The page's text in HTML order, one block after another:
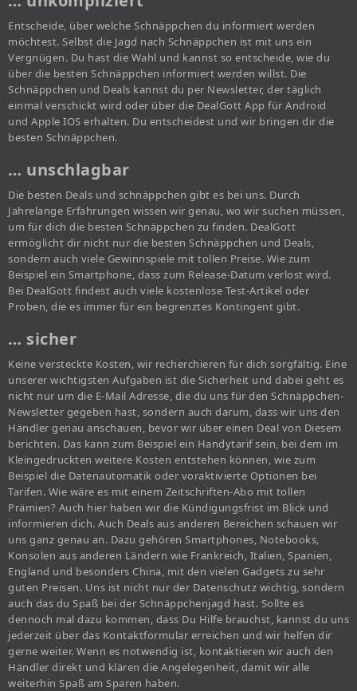
Entscheide, über welche Schnäppchen du informiert werden
möchtest. Selbst die Jagd nach Schnäppchen ist mit uns ein
Vergnügen. Du hast die Wahl und kannst so entscheide, wie du
über die besten Schnäppchen informiert werden willst. Die
Schnäppchen und Deals kannst du per Newsletter, der täglich
einmal verschickt wird oder über die DealGott App für Android
und Apple IOS erhalten. Du entscheidest und wir bringen dir die
besten Schnäppchen.
… unschlagbar
Die besten Deals und schnäppchen gibt es bei uns. Durch
Jahrelange Erfahrungen wissen wir genau, wo wir suchen müssen,
um für dich die besten Schnäppchen zu finden. DealGott
ermöglicht dir nicht nur die besten Schnäppchen und Deals,
sondern auch viele Gewinnspiele mit tollen Preise. Wie zum
Beispiel ein Smartphone, dass zum Release-Datum verlost wird.
Bei DealGott findest auch viele kostenlose Test-Artikel oder
Proben, die es immer für ein begrenztes Kontingent gibt.
… sicher
Keine versteckte Kosten, wir recherchieren für dich sorgfältig. Eine
unserer wichtigsten Aufgaben ist die Sicherheit und dabei geht es
nicht nur um die E-Mail Adresse, die du uns für den Schnäppchen-
Newsletter gegeben hast, sondern auch darum, dass wir uns den
Händler genau anschauen, bevor wir über einen Deal von Diesem
berichten. Das kann zum Beispiel ein Handytarif sein, bei dem im
Kleingedruckten weitere Kosten entstehen können, wie zum
Beispiel die Datenautomatik oder voraktivierte Optionen bei
Tarifen. Wie wäre es mit einem Zeitschriften-Abo mit tollen
Prämien? Auch hier haben wir die Kündigungsfrist im Blick und
informieren dich. Auch Deals aus anderen Bereichen schauen wir
uns ganz genau an. Dazu gehören Smartphones, Notebooks,
Konsolen aus anderen Ländern wie Frankreich, Italien, Spanien,
England und besonders China, mit den vielen Gadgets zu sehr
guten Preisen. Uns ist nicht nur der Datenschutz wichtig, sondern
auch das du Spaß bei der Schnäppchenjagd hast. Sollte es
dennoch mal dazu kommen, dass Du Hilfe brauchst, kannst du uns
jederzeit über das Kontaktformular erreichen und wir helfen dir
gerne weiter. Wenn es notwendig ist, kontaktieren wir auch den
Händler direkt und klären die Angelegenheit, damit wir alle
weiterhin Spaß am Sparen haben.